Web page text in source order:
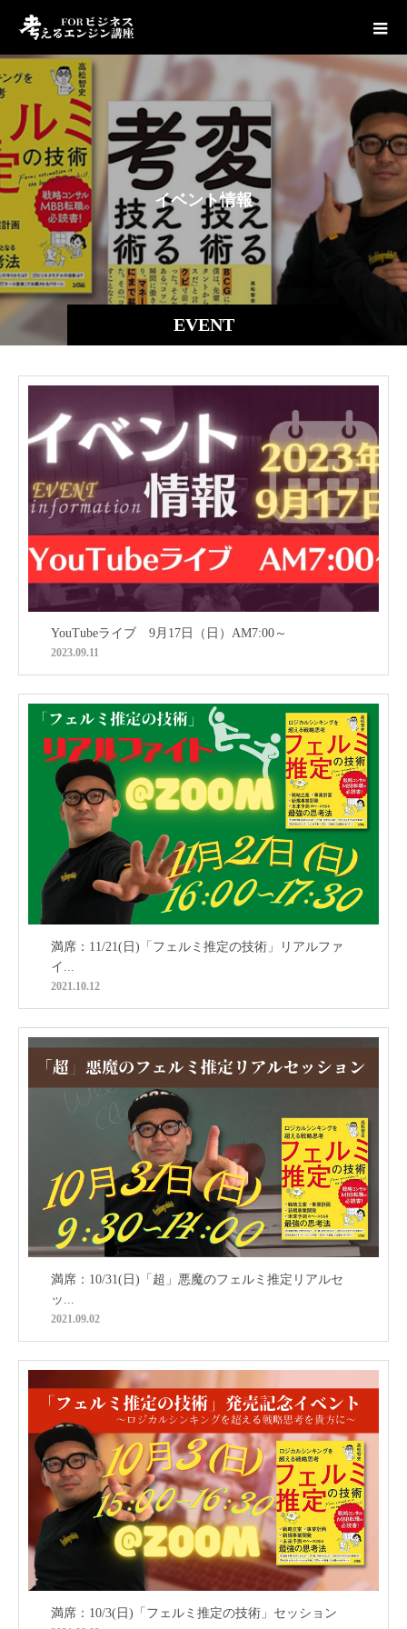
EVENT
イベント情報
YouTubeライブ 9月17日（日）AM7:00～
2023.09.11
満席：11/21(日)「フェルミ推定の技術」リアルファ
イ...
2021.10.12
満席：10/31(日)「超」悪魔のフェルミ推定リアルセ
ッ...
2021.09.02
満席：10/3(日)「フェルミ推定の技術」セッション